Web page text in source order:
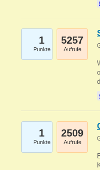
1
Punkte
5257
Aufrufe
1
Punkte
2509
Aufrufe